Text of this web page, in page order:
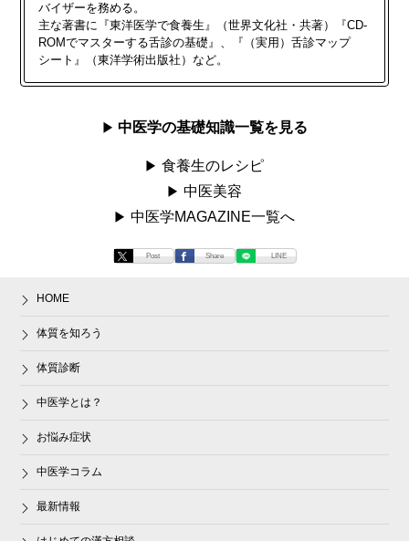
バイザーを務める。
主な著書に『東洋医学で食養生』（世界文化社・共著）『CD-
ROMでマスターする舌診の基礎』、『（実用）舌診マップ
シート』（東洋学術出版社）など。
中医学の基礎知識一覧を見る
食養生のレシピ
中医美容
中医学MAGAZINE一覧へ
Post Share LINE
HOME
体質を知ろう
体質診断
中医学とは？
お悩み症状
中医学コラム
最新情報